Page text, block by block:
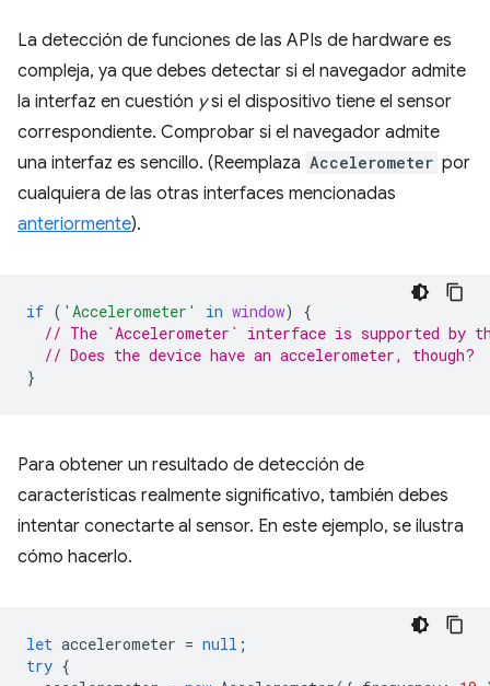
La detección de funciones de las APIs de hardware es
compleja, ya que debes detectar si el navegador admite
la interfaz en cuestión ysi el dispositivo tiene el sensor
correspondiente. Comprobar si el navegador admite
una interfaz es sencillo. (Reemplaza Accelerometer por
cualquiera de las otras interfaces mencionadas
anteriormente).
if ( 'Accelerometer' in window)
{
// The `Accelerometer` interface is supported by
// Does the device have an accelerometer, though?
}
Para obtener un resultado de detección de
características realmente significativo, también debes
intentar conectarte al sensor. En este ejemplo, se ilustra
cómo hacerlo.
let accelerometer = null ;
try {